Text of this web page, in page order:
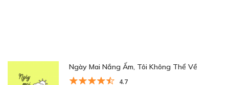
Ngày Mai Nắng Ấm, Tôi Không Thể Về
4.7